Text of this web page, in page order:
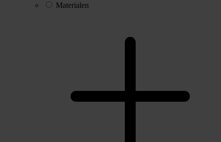
Materialen